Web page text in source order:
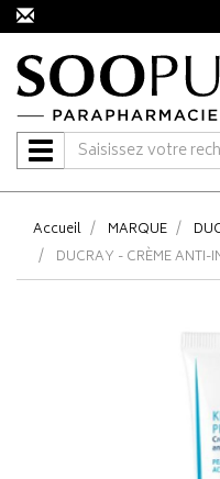
Navigation
Accueil MARQUE
DUCRAY - CRÈME ANTI-